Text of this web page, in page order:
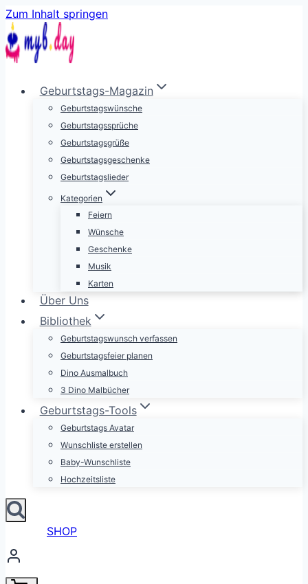
Zum Inhalt springen
Geburtstags-Magazin
Geburtstagswünsche
Geburtstagssprüche
Geburtstagsgrüße
Geburtstagsgeschenke
Geburtstagslieder
Kategorien
Feiern
Wünsche
Geschenke
Musik
Karten
Über Uns
Bibliothek
Geburtstagswunsch verfassen
Geburtstagsfeier planen
Dino Ausmalbuch
3 Dino Malbücher
Geburtstags-Tools
Geburtstags Avatar
Wunschliste erstellen
Baby-Wunschliste
Hochzeitsliste
SHOP